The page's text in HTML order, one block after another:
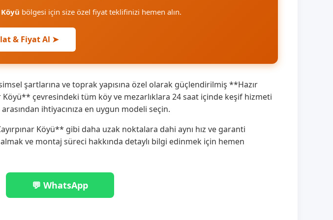
bölgesi için size özel fiyat teklifinizi hemen alın.
& Fiyat Al ➤
şartlarına ve toprak yapısına özel olarak güçlendirilmiş **Hazır
çevresindeki tüm köy ve mezarlıklara 24 saat içinde keşif hizmeti
ihtiyacınıza en uygun modeli seçin.
Köyü** gibi daha uzak noktalara dahi aynı hız ve garanti
ve montaj süreci hakkında detaylı bilgi edinmek için hemen
💬 WhatsApp